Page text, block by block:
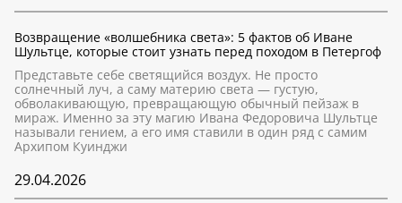
Возвращение «волшебника света»: 5 фактов об Иване
Шультце, которые стоит узнать перед походом в Петергоф
Представьте себе светящийся воздух. Не просто
солнечный луч, а саму материю света — густую,
обволакивающую, превращающую обычный пейзаж в
мираж. Именно за эту магию Ивана Федоровича Шультце
называли гением, а его имя ставили в один ряд с самим
Архипом Куинджи
29.04.2026